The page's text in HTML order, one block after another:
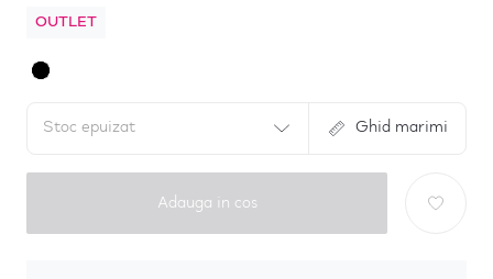
OUTLET
Stoc epuizat Ghid marimi
Adauga in cos